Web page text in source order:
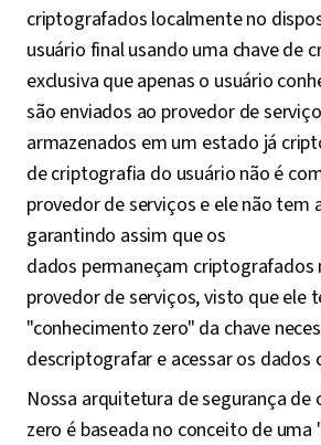
criptografados localmente no
usuário final usando uma chave de
exclusiva que apenas o usuário
são enviados ao provedor de
armazenados em um estado já
de criptografia do usuário não é
provedor de serviços e ele não tem
garantindo assim que os
dados permaneçam criptografados
provedor de serviços, visto que ele
"conhecimento zero" da chave
descriptografar e acessar os dados
Nossa arquitetura de segurança de
zero é baseada no conceito de uma